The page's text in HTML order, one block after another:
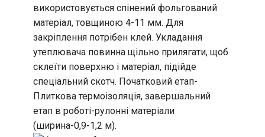
використовується спінений фольгований
матеріал, товщиною 4-11 мм. Для
закріплення потрібен клей. Укладання
утеплювача повинна щільно прилягати, щоб
склеїти поверхню і матеріал, підійде
спеціальний скотч. Початковий етап-
Плиткова термоізоляція, завершальний
етап в роботі-рулонні матеріали
(ширина-0,9-1,2 м).